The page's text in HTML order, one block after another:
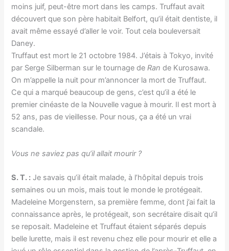
moins juif, peut-être mort dans les camps. Truffaut avait
découvert que son père habitait Belfort, qu’il était dentiste, il
avait même essayé d’aller le voir. Tout cela bouleversait
Daney.
Truffaut est mort le 21 octobre 1984. J’étais à Tokyo, invité
par Serge Silberman sur le tournage deRan de Kurosawa.
On m’appelle la nuit pour m’annoncer la mort de Truffaut.
Ce qui a marqué beaucoup de gens, c’est qu’il a été le
premier cinéaste de la Nouvelle vague à mourir. Il est mort à
52 ans, pas de vieillesse. Pour nous, ça a été un vrai
scandale.
Vous ne saviez pas qu’il allait mourir ?
S. T. : Je savais qu’il était malade, à l’hôpital depuis trois
semaines ou un mois, mais tout le monde le protégeait.
Madeleine Morgenstern, sa première femme, dont j’ai fait la
connaissance après, le protégeait, son secrétaire disait qu’il
se reposait. Madeleine et Truffaut étaient séparés depuis
belle lurette, mais il est revenu chez elle pour mourir et elle a